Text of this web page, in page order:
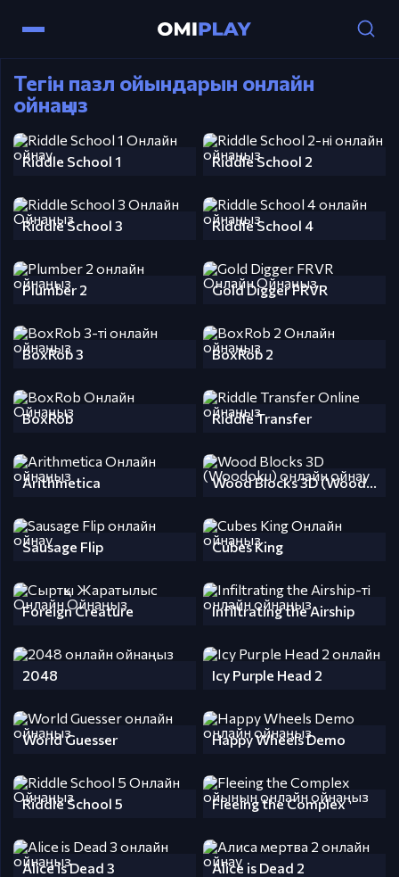
Тегін пазл ойындарын онлайн
ойнаңыз
Riddle School 1 Riddle School 2
Riddle School 3 Riddle School 4
Plumber 2 Gold Digger FRVR
BoxRob 3 BoxRob 2
BoxRob Riddle Transfer
Arithmetica Wood Blocks 3D (Woodoku)
Sausage Flip Cubes King
Foreign Creature Infiltrating the Airship
2048 Icy Purple Head 2
World Guesser Happy Wheels Demo
Riddle School 5 Fleeing the Complex
Alice is Dead 3 Alice is Dead 2